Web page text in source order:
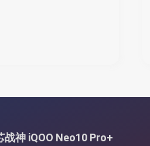
神 iQOO Neo10 Pro+